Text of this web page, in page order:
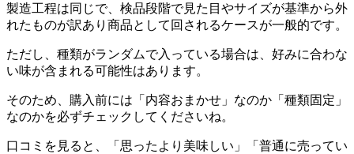
製造工程は同じで、検品段階で見た目やサイズが基準から外
れたものが訳あり商品として回されるケースが一般的です。
ただし、種類がランダムで入っている場合は、好みに合わな
い味が含まれる可能性はあります。
そのため、購入前には「内容おまかせ」なのか「種類固定」
なのかを必ずチェックしてくださいね。
口コミを見ると、「思ったより美味しい」「普通に売ってい